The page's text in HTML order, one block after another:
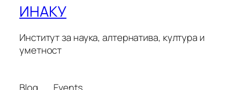
ИНАКУ
Институт за наука, алтернатива, култура и
уметност
Blog Events